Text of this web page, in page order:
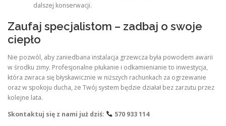
dalszej konserwacji.
Zaufaj specjalistom – zadbaj o swoje
ciepło
Nie pozwól, aby zaniedbana instalacja grzewcza była powodem awarii
w środku zimy. Profesjonalne płukanie i odkamienianie to inwestycja,
która zwraca się błyskawicznie w niższych rachunkach za ogrzewanie
oraz w spokoju ducha, że Twój system będzie działał bez zarzutu przez
kolejne lata.
Skontaktuj się z nami już dziś:
570 933 114